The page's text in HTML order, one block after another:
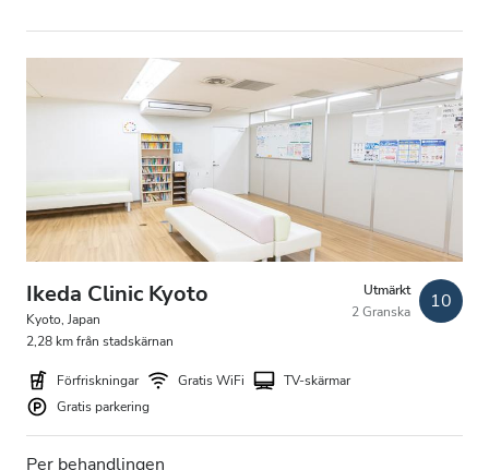
GHIC
Förfriskningar
Gratis WiFi
TV-skärmar
Gratis överföring
Gratis parkering
Ikeda Clinic Kyoto
Kyoto, Japan
2,28 km från stadskärnan
Utmärkt
2 Granska
10
Förfriskningar Gratis WiFi
TV-skärmar
Gratis parkering
Per behandlingen